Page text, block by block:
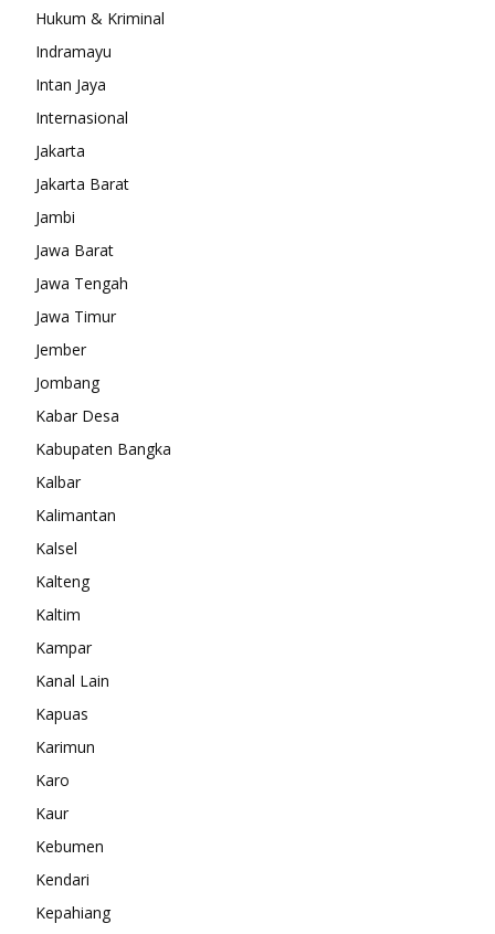
Hukum & Kriminal
Indramayu
Intan Jaya
Internasional
Jakarta
Jakarta Barat
Jambi
Jawa Barat
Jawa Tengah
Jawa Timur
Jember
Jombang
Kabar Desa
Kabupaten Bangka
Kalbar
Kalimantan
Kalsel
Kalteng
Kaltim
Kampar
Kanal Lain
Kapuas
Karimun
Karo
Kaur
Kebumen
Kendari
Kepahiang